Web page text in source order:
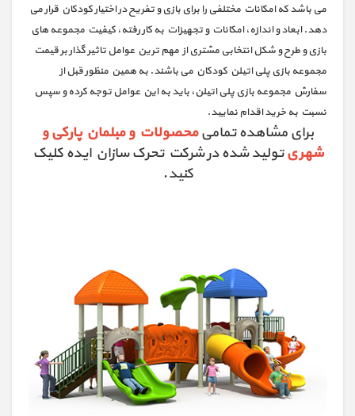
می باشد که امکانات مختلفی را برای بازی و تفریح در اختیار کودکان قرار می
دهد. ابعاد و اندازه، امکانات و تجهیزات به کار رفته، کیفیت مجموعه های
بازی و طرح و شکل انتخابی مشتری از مهم ترین عوامل تاثیر گذار بر قیمت
مجموعه بازی پلی اتیلن کودکان می باشند. به همین منظور قبل از
سفارش مجموعه بازی پلی اتیلن، باید به این عوامل توجه کرده و سپس
نسبت به خرید اقدام نمایید.
برای مشاهده تمامیمحصولات و مبلمان پارکی و
شهریتولید شده در شرکت تحرک سازان ایده کلیک
کنید.